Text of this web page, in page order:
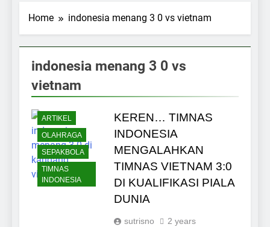
Home indonesia menang 3 0 vs vietnam
indonesia menang 3 0 vs
vietnam
ARTIKEL
OLAHRAGA
SEPAKBOLA
TIMNAS
INDONESIA
KEREN… TIMNAS
INDONESIA
MENGALAHKAN
TIMNAS VIETNAM 3:0
DI KUALIFIKASI PIALA
DUNIA
sutrisno
2 years